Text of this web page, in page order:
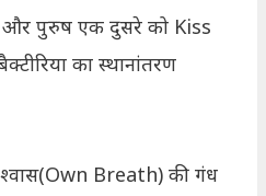
और पुरुष एक दुसरे को Kiss
का स्थानांतरण
Breath) की गंध